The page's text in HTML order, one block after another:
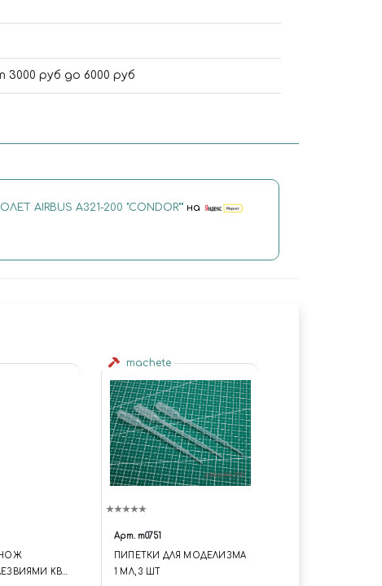
руб до 6000 руб
AIRBUS A321-200 "CONDOR""на
НОЖ
KB-
machete
Арт. m0751
ПИПЕТКИ ДЛЯ МОДЕЛИЗМА
1 МЛ, 3 ШТ